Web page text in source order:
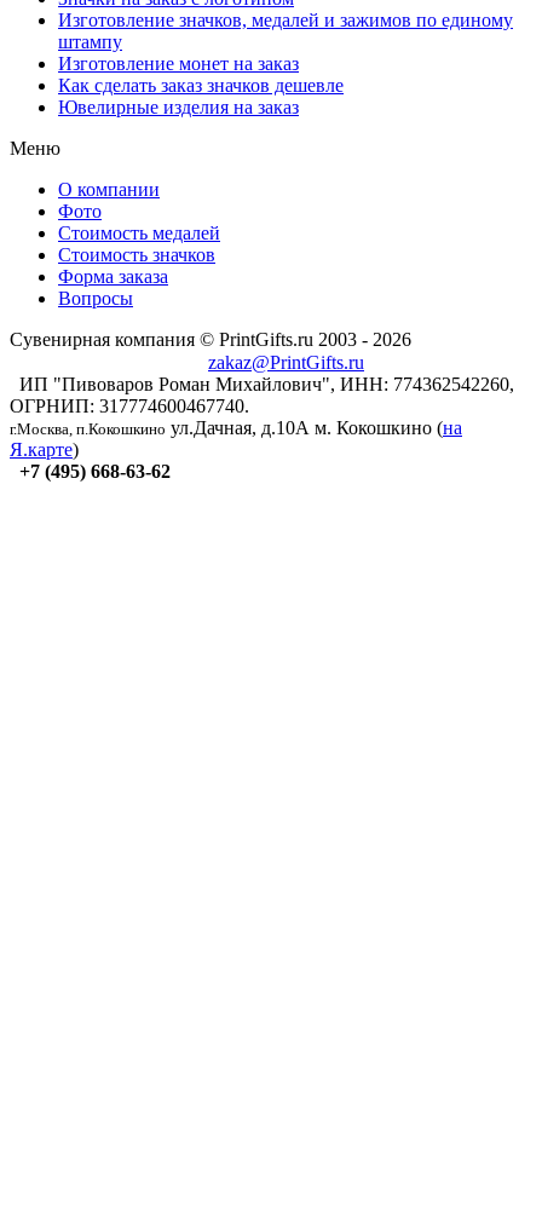
Изготовление значков, медалей и зажимов по единому
штампу
Изготовление монет на заказ
Как сделать заказ значков дешевле
Ювелирные изделия на заказ
Меню
О компании
Фото
Стоимость медалей
Стоимость значков
Форма заказа
Вопросы
Сувенирная компания © PrintGifts.ru 2003 - 2026
zakaz@PrintGifts.ru
ИП "Пивоваров Роман Михайлович", ИНН: 774362542260,
ОГРНИП: 317774600467740.
г.Москва, п.Кокошкино ул.Дачная, д.10А м. Кокошкино (на
Я.карте)
+7 (495) 668-63-62